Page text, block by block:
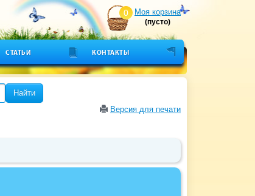
0 Моя корзина
(пусто)
СТАТЬИ КОНТАКТЫ
Найти
Версия для печати